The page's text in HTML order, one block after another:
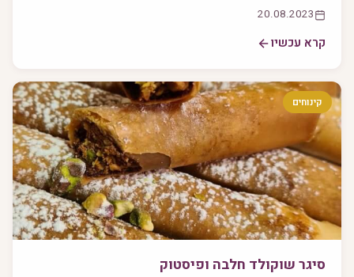
20.08.2023
קרא עכשיו
קינוחים
סיגר שוקולד חלבה ופיסטוק